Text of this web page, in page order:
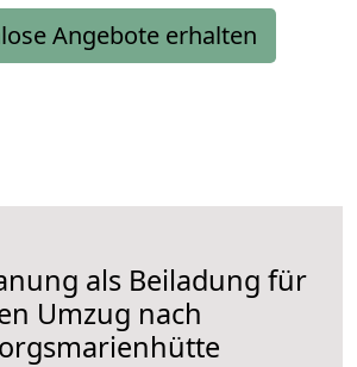
Angebote erhalten
als Beiladung für
Umzug nach